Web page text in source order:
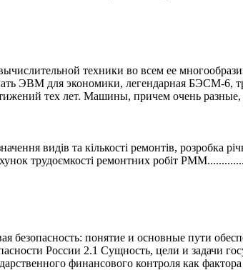
техники во всем ее
ЭВМ для экономики, легендарная БЭСМ-6,
тех лет. Машины, причем очень
видів та кількості ремонтів, розробка
трудоємкості ремонтних робіт
понятие и основные пути
России 2.1 Сущность, цели и задачи
финансового контроля как